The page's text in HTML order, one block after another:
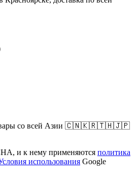
со всей Азии 🇨🇳🇰🇷🇹🇭🇯🇵
и к нему применяются политика
использования Google